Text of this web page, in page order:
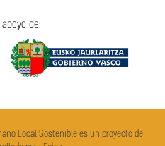
de:
Local Sostenible es un proyecto de